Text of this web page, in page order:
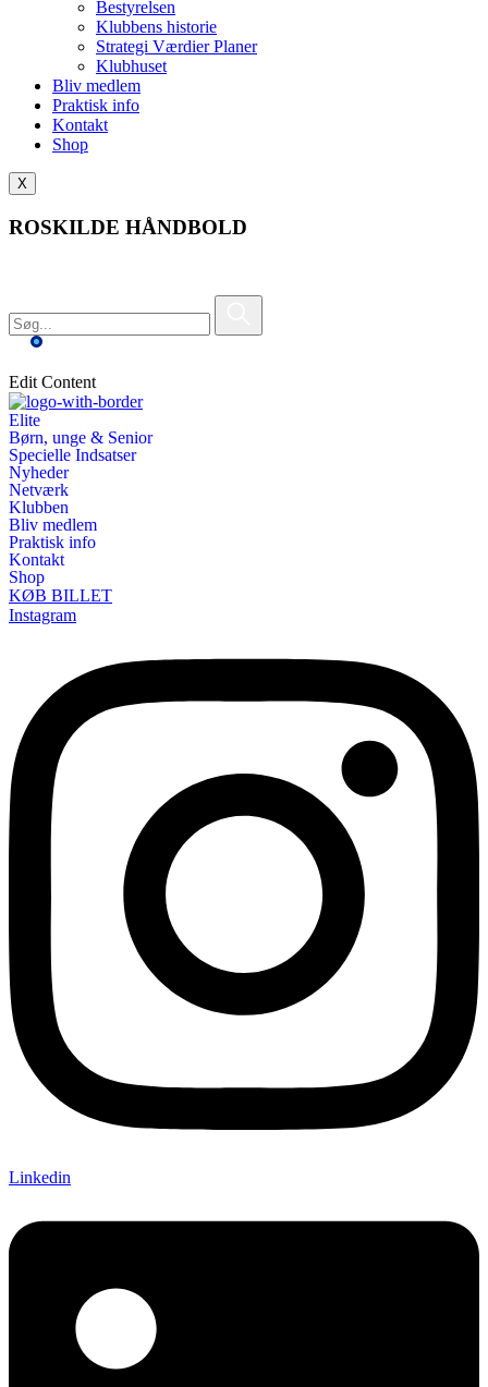
Bestyrelsen
Klubbens historie
Strategi Værdier Planer
Klubhuset
Bliv medlem
Praktisk info
Kontakt
Shop
X
ROSKILDE HÅNDBOLD
Edit Content
Elite
Børn, unge & Senior
Specielle Indsatser
Nyheder
Netværk
Klubben
Bliv medlem
Praktisk info
Kontakt
Shop
KØB BILLET
Instagram
Linkedin